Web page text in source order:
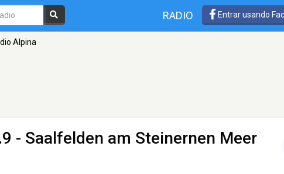
RADIO Entrar usando
Alpina
- Saalfelden am Steinernen Meer